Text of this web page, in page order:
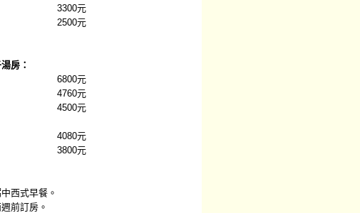
折） 3300元
價 2500元
房：
6800元
折） 4760元
價 4500元
折） 4080元
價 3800元
西式早餐。
前訂房。